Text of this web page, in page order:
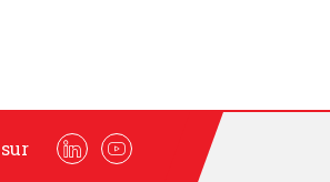
LinkedinYoutube